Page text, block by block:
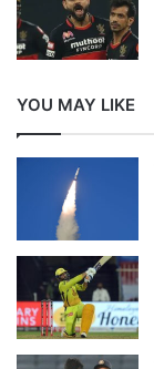
YOU MAY LIKE